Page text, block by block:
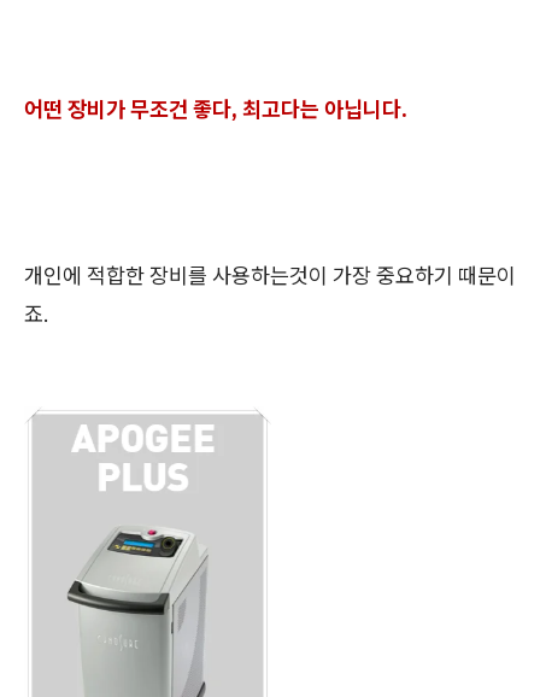
어떤 장비가 무조건 좋다, 최고다는 아닙니다.
개인에 적합한 장비를 사용하는것이 가장 중요하기 때문이
죠.